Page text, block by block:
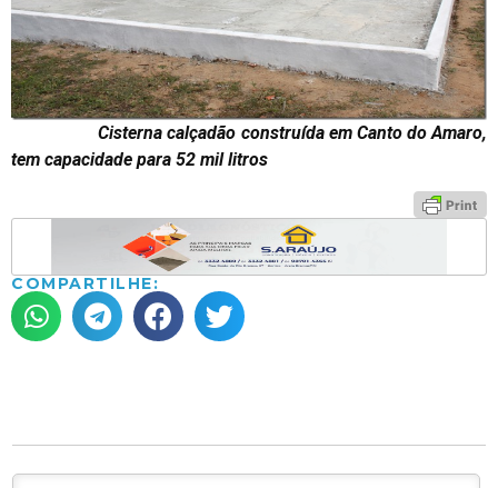
Cisterna calçadão construída em Canto do Amaro,
tem capacidade para 52 mil litros
COMPARTILHE: